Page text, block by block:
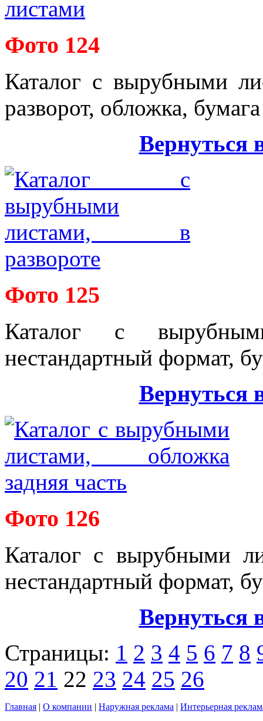
Фото 124
Каталог с вырубными
разворот, обложка,
Вернуться
Фото 125
Каталог с
нестандартный формат,
Вернуться
Фото 126
Каталог с вырубными
нестандартный формат,
Вернуться
Страницы: 1 2 3 4 5 6 7 8
20 21 22 23 24 25 26
Главная | О компании | Наружная реклама | Интерьерная